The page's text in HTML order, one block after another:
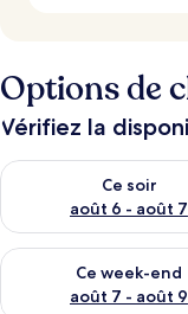
Options de
Vérifiez la
Ce soir
août 6 - août 7
Vérifier la
Ce week-end
août 7 - août 9
Vérifier la